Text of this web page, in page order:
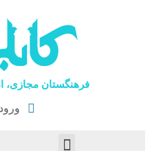
فرهنگستان مجازی،
ورود